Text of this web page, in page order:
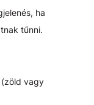
ha
tűnni.
(zöld vagy